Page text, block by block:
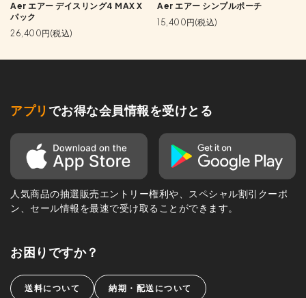
Aer エアー デイスリング4 MAX X
パック
26,400円(税込)
Aer エアー シンプルポーチ
15,400円(税込)
アプリ でお得な会員情報を受けとる
人気商品の抽選販売エントリー権利や、スペシャル割引クーポ
ン、セール情報を最速で受け取ることができます。
お困りですか？
送料について 納期・配送について